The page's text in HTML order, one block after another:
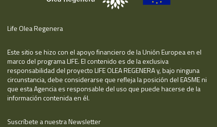
Life Olea Regenera
Este sitio se hizo con el apoyo financiero de la Unión Europea en el
marco del programa LIFE. El contenido es de la exclusiva
responsabilidad del proyecto LIFE OLEA REGENERA y, bajo ninguna
circunstancia, debe considerarse que refleja la posición del EASME ni
que esta Agencia es responsable del uso que puede hacerse de la
información contenida en él.
Suscríbete a nuestra Newsletter